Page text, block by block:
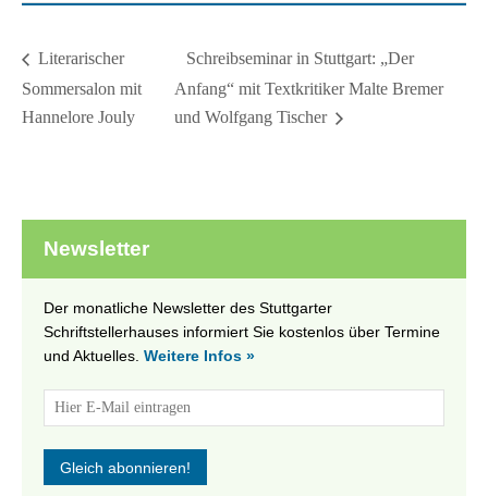
Literarischer
Sommersalon mit
Hannelore Jouly
Schreibseminar in Stuttgart: „Der
Anfang“ mit Textkritiker Malte Bremer
und Wolfgang Tischer
Newsletter
Der monatliche Newsletter des Stuttgarter
Schriftstellerhauses informiert Sie kostenlos über Termine
und Aktuelles. Weitere Infos »